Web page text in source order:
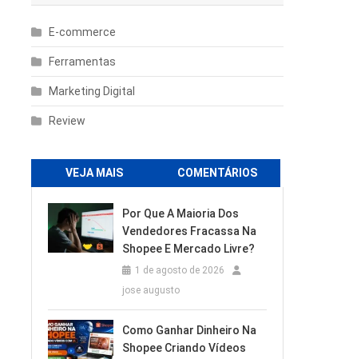
E-commerce
Ferramentas
Marketing Digital
Review
VEJA MAIS COMENTÁRIOS
Por Que A Maioria Dos
Vendedores Fracassa Na
Shopee E Mercado Livre?
1 de agosto de 2026
jose augusto
Como Ganhar Dinheiro Na
Shopee Criando Vídeos